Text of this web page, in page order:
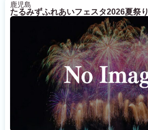
鹿児島
たるみずふれあいフェスタ2026夏祭り